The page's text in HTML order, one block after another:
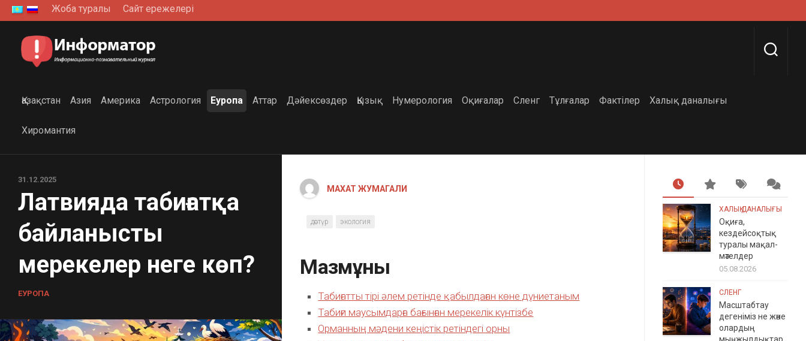
Skip
to
content
Жоба туралы Сайт ережелері
Қазақстан Азия Америка Астрология Еуропа Аттар Дәйексөздер Қызық Нумерология Оқиғалар Сленг Тұлғалар Фактілер Халық даналығы
Хиромантия
31.12.2025
Латвияда табиғатқа
байланысты
мерекелер неге көп?
ЕУРОПА
МАХАТ ЖУМАГАЛИ
дәстүр экология
Мазмұны
Табиғатты тірі әлем ретінде қабылдаған көне дүниетаным
Табиғи маусымдарға бағынған мерекелік күнтізбе
Орманның мәдени кеңістік ретіндегі орны
ХАЛЫҚ ДАНАЛЫҒЫ
Оқиға,
кездейсоқтық
туралы мақал-
мәтелдер
05.08.2026
СЛЕНГ
Масштабтау
дегеніміз не және
олардың